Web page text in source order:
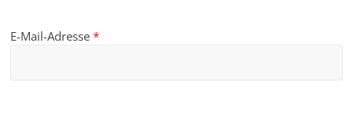
E-Mail-Adresse*